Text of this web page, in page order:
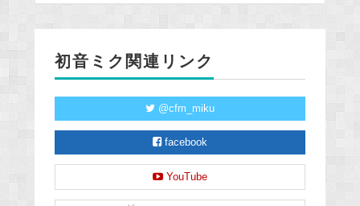
初音ミク関連リンク
@cfm_miku
facebook
YouTube